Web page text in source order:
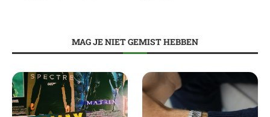
MAG JE NIET GEMIST HEBBEN